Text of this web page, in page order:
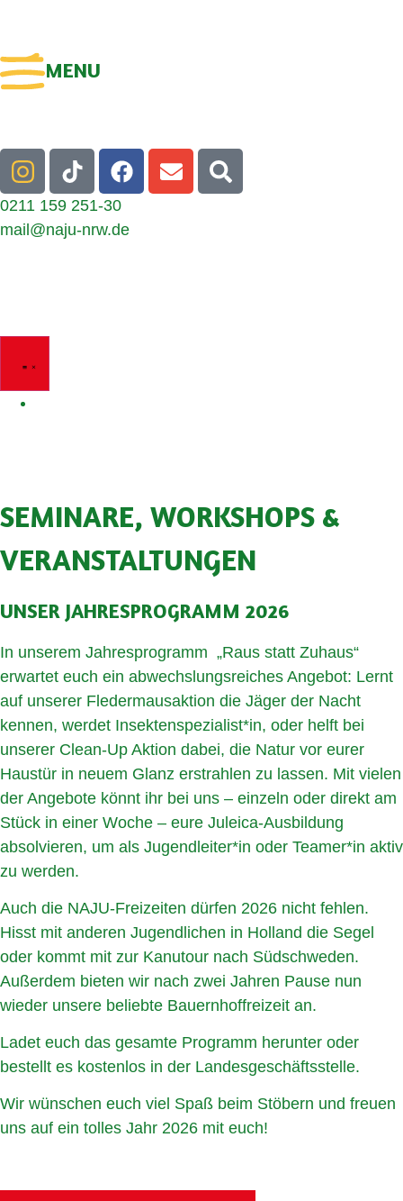
MENU
0211 159 251-30
mail@naju-nrw.de
SEMINARE, WORKSHOPS &
VERANSTALTUNGEN
UNSER JAHRESPROGRAMM 2026
In unserem Jahresprogramm „Raus statt Zuhaus“
erwartet euch ein abwechslungsreiches Angebot: Lernt
auf unserer Fledermausaktion die Jäger der Nacht
kennen, werdet Insektenspezialist*in, oder helft bei
unserer Clean-Up Aktion dabei, die Natur vor eurer
Haustür in neuem Glanz erstrahlen zu lassen. Mit vielen
der Angebote könnt ihr bei uns – einzeln oder direkt am
Stück in einer Woche – eure Juleica-Ausbildung
absolvieren, um als Jugendleiter*in oder Teamer*in aktiv
zu werden.
Auch die NAJU-Freizeiten dürfen 2026 nicht fehlen.
Hisst mit anderen Jugendlichen in Holland die Segel
oder kommt mit zur Kanutour nach Südschweden.
Außerdem bieten wir nach zwei Jahren Pause nun
wieder unsere beliebte Bauernhoffreizeit an.
Ladet euch das gesamte Programm herunter oder
bestellt es kostenlos in der Landesgeschäftsstelle.
Wir wünschen euch viel Spaß beim Stöbern und freuen
uns auf ein tolles Jahr 2026 mit euch!